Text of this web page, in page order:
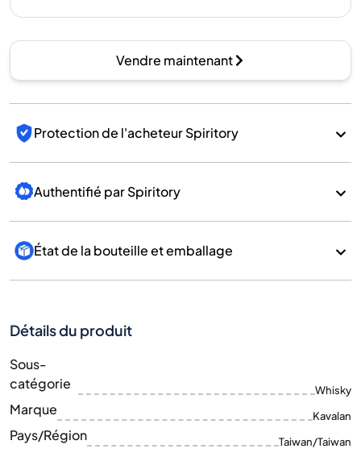
Vendre maintenant
Protection de l'acheteur Spiritory
Authentifié par Spiritory
État de la bouteille et emballage
Détails du produit
Sous-
catégorie
Whisky
Marque Kavalan
Pays/Région Taiwan/Taiwan